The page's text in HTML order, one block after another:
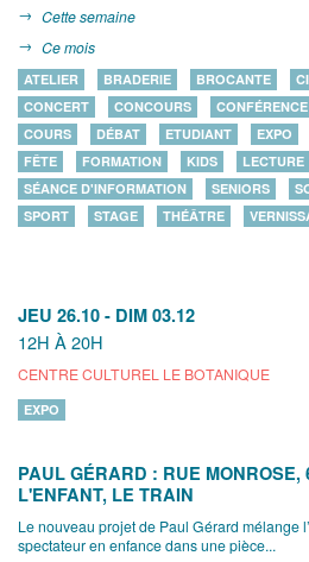
Cette semaine
Ce mois
ATELIER BRADERIE BROCANTE
CONCERT
CONCOURS CONFÉRENCE
COURS
DÉBAT ETUDIANT EXPO
FÊTE
FORMATION KIDS LECTURE
SÉANCE D'INFORMATION
SENIORS
SPORT
STAGE THÉÂTRE
JEU 26.10 - DIM 03.12
12H À 20H
CENTRE CULTUREL LE BOTANIQUE
EXPO
PAUL GÉRARD : RUE
L'ENFANT, LE TRAIN
Le nouveau projet de Paul Gérard mélange
spectateur en enfance dans une pièce...